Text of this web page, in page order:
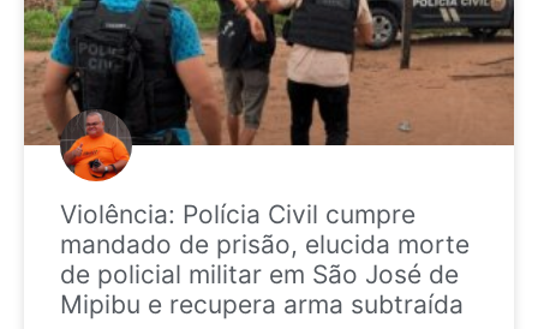
Violência: Polícia Civil cumpre
mandado de prisão, elucida morte
de policial militar em São José de
Mipibu e recupera arma subtraída